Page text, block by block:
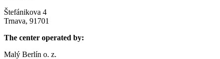
Štefánikova 4
Trnava, 91701
The center operated by:
Malý Berlín o. z.